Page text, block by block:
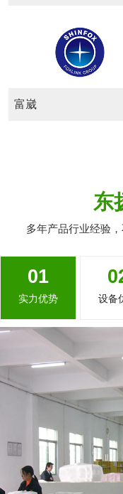
富崴
东
多年产品行业经验
01
实力优势 设备